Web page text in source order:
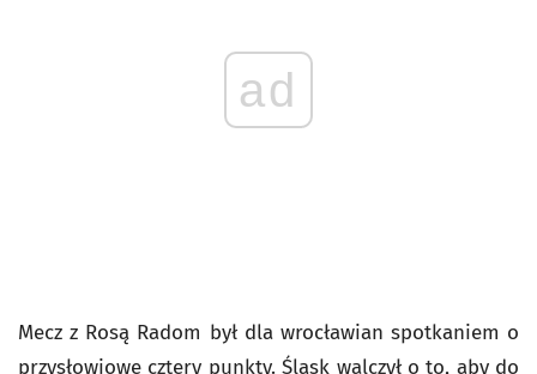
ad
Mecz z Rosą Radom był dla wrocławian spotkaniem o
przysłowiowe cztery punkty. Śląsk walczył o to, aby do